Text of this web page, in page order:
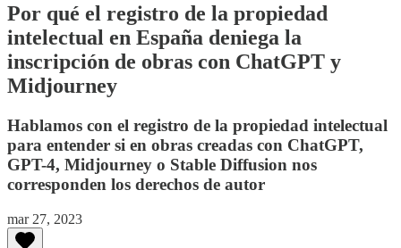
Por qué el registro de la propiedad
intelectual en España deniega la
inscripción de obras con ChatGPT y
Midjourney
Hablamos con el registro de la propiedad intelectual
para entender si en obras creadas con ChatGPT,
GPT-4, Midjourney o Stable Diffusion nos
corresponden los derechos de autor
mar 27, 2023